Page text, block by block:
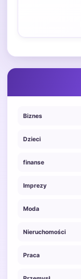
Biznes
Dzieci
finanse
Imprezy
Moda
Nieruchomości
Praca